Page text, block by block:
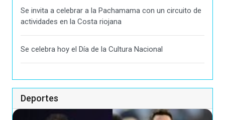
Se invita a celebrar a la Pachamama con un circuito de
actividades en la Costa riojana
Se celebra hoy el Día de la Cultura Nacional
Deportes